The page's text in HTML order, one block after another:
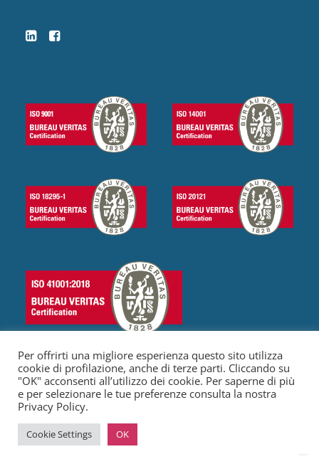
© 2023 Olly Services S.r.l. Tutti I diritti riservati|P. IVA 16179081001
|C.F: 16179081001
10000,00 | Privacy Policy
Per offrirti una migliore esperienza questo sito utilizza
cookie di profilazione, anche di terze parti. Cliccando su
"OK" acconsenti all’utilizzo dei cookie. Per saperne di più
e per selezionare le tue preferenze consulta la nostra
Privacy Policy.
Cookie Settings OK